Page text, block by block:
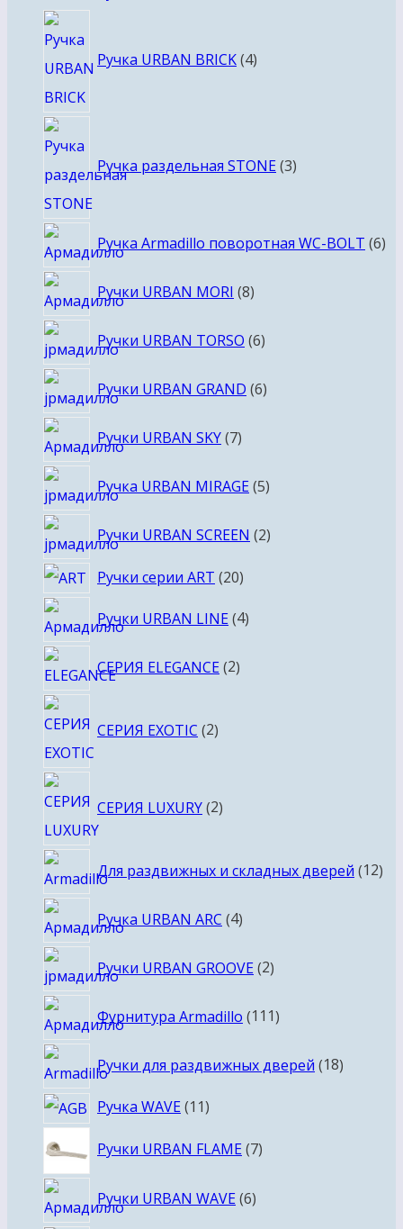
Ручка URBAN BRICK 4товара
Ручка раздельная STONE 3товара
Ручка Armadillo поворотная WC-BOLT 66
Ручки URBAN MORI 88
Ручки URBAN TORSO 66
Ручки URBAN GRAND 66
Ручки URBAN SKY 77
Ручка URBAN MIRAGE 55
Ручки URBAN SCREEN 22
Ручки серии ART 2020
Ручки URBAN LINE 44
СЕРИЯ ELEGANCE 22
СЕРИЯ EXOTIC 2товара
СЕРИЯ LUXURY 2товара
Для раздвижных и складных дверей 1212
Ручка URBAN ARC 44
Ручки URBAN GROOVE 22
Фурнитура Armadillo 111111
Ручки для раздвижных дверей 1818
Ручка WAVE 1111
Ручки URBAN FLAME 77
Ручки URBAN WAVE 66